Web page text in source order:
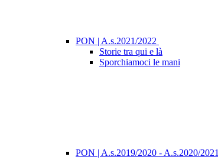
PON | A.s.2021/2022
Storie tra qui e là
Sporchiamoci le mani
PON | A.s.2019/2020 - A.s.2020/2021